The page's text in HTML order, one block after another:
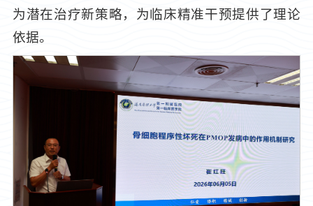
为潜在治疗新策略，为临床精准干预提供了理论
依据。